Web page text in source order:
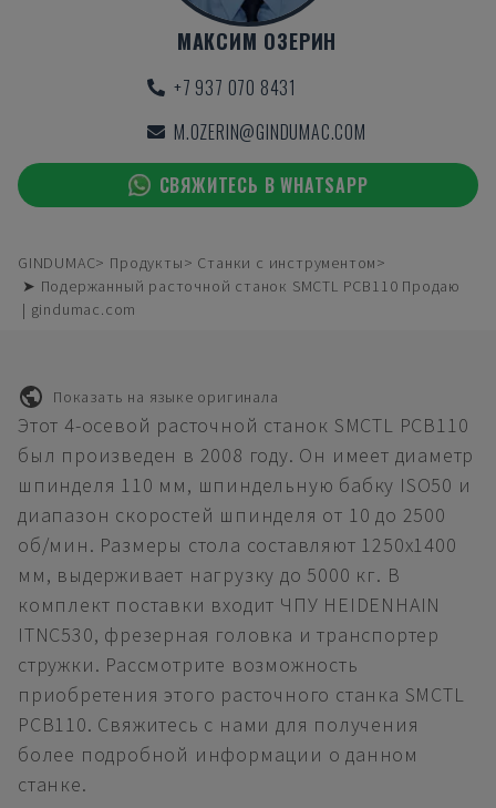
МАКСИМ ОЗЕРИН
+7 937 070 8431
M.OZERIN@GINDUMAC.COM
СВЯЖИТЕСЬ В WHATSAPP
GINDUMAC Продукты
Станки с инструментом
➤ Подержанный расточной станок SMCTL PCB110 Продаю
| gindumac.com
Показать на языке оригинала
Этот 4-осевой расточной станок SMCTL PCB110
был произведен в 2008 году. Он имеет диаметр
шпинделя 110 мм, шпиндельную бабку ISO50 и
диапазон скоростей шпинделя от 10 до 2500
об/мин. Размеры стола составляют 1250x1400
мм, выдерживает нагрузку до 5000 кг. В
комплект поставки входит ЧПУ HEIDENHAIN
ITNC530, фрезерная головка и транспортер
стружки. Рассмотрите возможность
приобретения этого расточного станка SMCTL
PCB110. Свяжитесь с нами для получения
более подробной информации о данном
станке.